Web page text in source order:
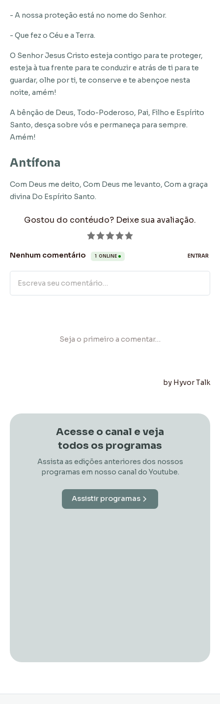
- A nossa proteção está no nome do Senhor.
- Que fez o Céu e a Terra.
O Senhor Jesus Cristo esteja contigo para te proteger,
esteja à tua frente para te conduzir e atrás de ti para te
guardar, olhe por ti, te conserve e te abençoe nesta
noite, amém!
A bênção de Deus, Todo-Poderoso, Pai, Filho e Espírito
Santo, desça sobre vós e permaneça para sempre.
Amém!
Antífona
Com Deus me deito, Com Deus me levanto, Com a graça
divina Do Espírito Santo.
Acesse o canal e veja
todos os programas
Assista as edições anteriores dos nossos
programas em nosso canal do Youtube.
Assistir programas